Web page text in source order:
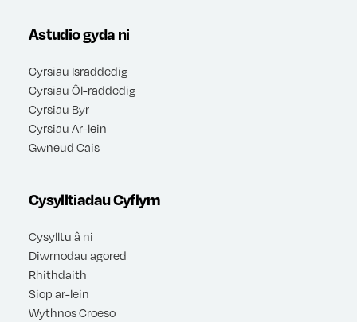
Astudio gyda ni
Cyrsiau Israddedig
Cyrsiau Ôl-raddedig
Cyrsiau Byr
Cyrsiau Ar-lein
Gwneud Cais
Cysylltiadau Cyflym
Cysylltu â ni
Diwrnodau agored
Rhithdaith
Siop ar-lein
Wythnos Croeso